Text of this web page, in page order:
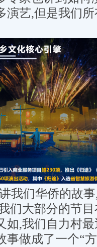
演艺,但是我们
我们华侨的故
们大部分的节
如,我们自力村
事做成了一个“